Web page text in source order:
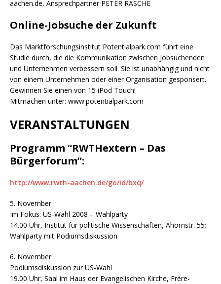
aachen.de, Ansprechpartner PETER RASCHE
Online-Jobsuche der Zukunft
Das Marktforschungsinstitut Potentialpark.com führt eine
Studie durch, die die Kommunikation zwischen Jobsuchenden
und Unternehmen verbessern soll. Sie ist unabhängig und nicht
von einem Unternehmen oder einer Organisation gesponsert.
Gewinnen Sie einen von 15 iPod Touch!
Mitmachen unter: www.potentialpark.com
VERANSTALTUNGEN
Programm “RWTHextern – Das
Bürgerforum”:
http://www.rwth-aachen.de/go/id/bxq/
5. November
Im Fokus: US-Wahl 2008 – Wahlparty
14.00 Uhr, Institut für politische Wissenschaften, Ahornstr. 55;
Wahlparty mit Podiumsdiskussion
6. November
Podiumsdiskussion zur US-Wahl
19.00 Uhr, Saal im Haus der Evangelischen Kirche, Frère-